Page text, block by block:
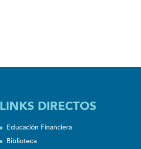
LINKS DIRECTOS
Educación Financiera
Biblioteca